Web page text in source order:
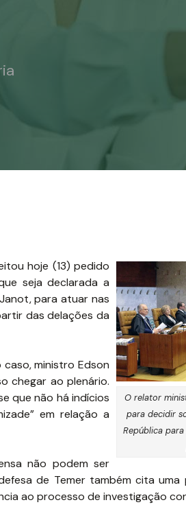
O relator
para decidir
República
hoje (13) pedido
seja declarada a
para atuar nas
das delações da
ministro Edson
chegar ao plenário.
que não há indícios
em relação a
não podem ser
de Temer também cita
ao processo de investigação